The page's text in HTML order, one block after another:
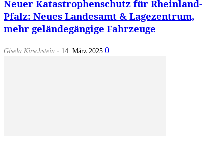
Neuer Katastrophenschutz für Rheinland-
Pfalz: Neues Landesamt & Lagezentrum,
mehr geländegängige Fahrzeuge
Gisela Kirschstein - 14. März 2025 0